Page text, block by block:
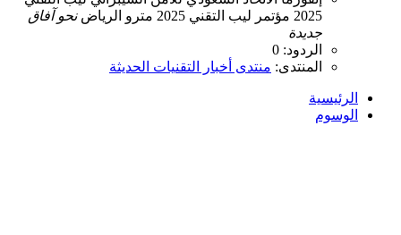
2025 مؤتمر ليب التقني 2025 مترو الرياضنحو آفاق
جديدة
الردود: 0
المنتدى: منتدى أخبار التقنيات الحديثة
الرئيسية
الوسوم